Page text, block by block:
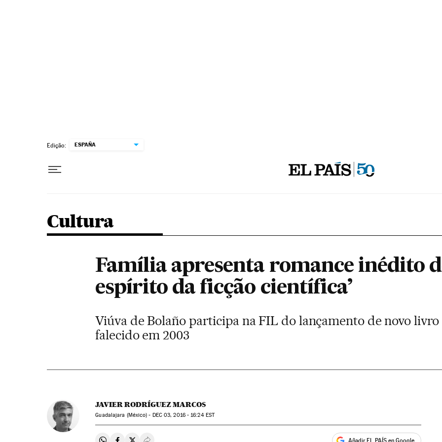
Edição: ESPAÑA
Cultura
Família apresenta romance inédito
espírito da ficção científica’
Viúva de Bolaño participa na FIL do lançamento de novo
falecido em 2003
JAVIER RODRÍGUEZ MARCOS
Guadalajara (México) - DEC03, 2016 - 16:24EST
Añadir EL PAÍS en Google